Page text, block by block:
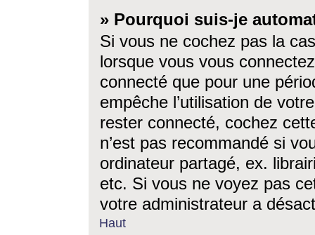
» Pourquoi suis-je
Si vous ne cochez pas la
lorsque vous vous
connecté que pour une
empêche l’utilisation de
rester connecté, cochez
n’est pas recommandé si
ordinateur partagé, ex.
etc. Si vous ne voyez pas
votre administrateur a
Haut